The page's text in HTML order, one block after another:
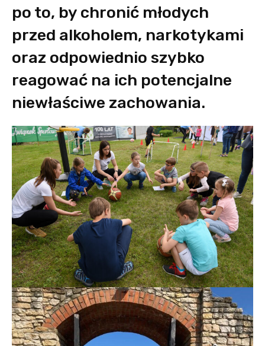
po to, by chronić młodych
przed alkoholem, narkotykami
oraz odpowiednio szybko
reagować na ich potencjalne
niewłaściwe zachowania.